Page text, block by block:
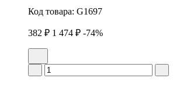
Код товара: G1697
382 ₽ 1 474 ₽ -74%